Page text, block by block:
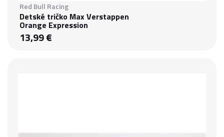
Red Bull Racing
Detské tričko Max Verstappen
Orange Expression
13,99 €